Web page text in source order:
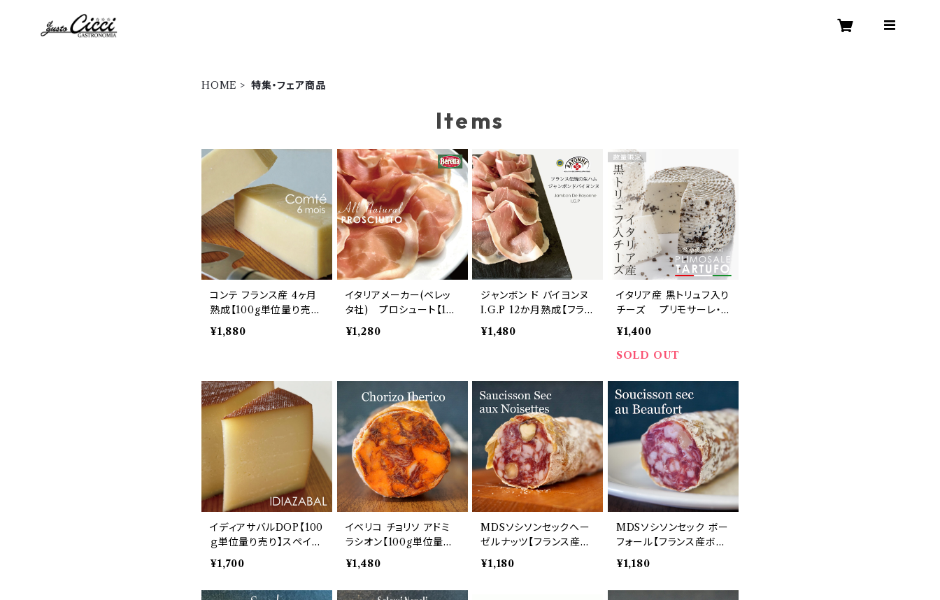
HOME 特集・フェア商品
Items
コンテ フランス産 4ヶ月
熟成【100g単位量り売
り】
¥1,880
イタリアメーカー(ベレッ
タ社) プロシュート【10
0g単位】アメリカ産
¥1,280
ジャンボン ド バイヨンヌ
I.G.P 12か月熟成【フラン
ス産生ハム】100g単位量
り売り
¥1,480
イタリア産 黒トリュフ入り
チーズ プリモサーレ・
タルトゥーフォ50g
¥1,400
SOLD OUT
イディアサバルDOP【100
ｇ単位量り売り】スペイン
産羊乳スモークチーズ
¥1,700
イベリコ チョリソ アドミ
ラシオン【100g単位量り
売り】スペイン産パプリカ
入イベリコ豚生サラミ
¥1,480
MDSソシソンセックヘー
ゼルナッツ【フランス産ナ
ッツ入サラミ】100ｇ単位
量り売り
¥1,180
MDSソシソンセック ボー
フォール【フランス産ボー
フォールチーズ入サラミ】
¥1,180